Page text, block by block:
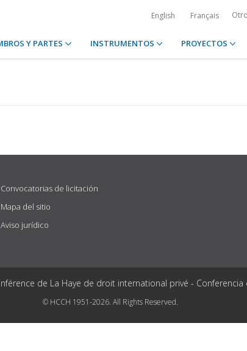
English Français
Y PARTES INSTRUMENTOS PROYECTOS
Convocatorias de licitación
Mapa del sitio
Aviso jurídico
de La Haye de droit international privé -
© HCCH 1951-2026. All Rights Reserved.